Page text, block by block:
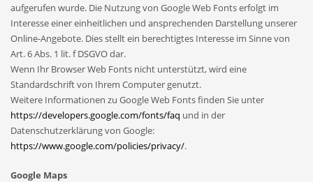
aufgerufen wurde. Die Nutzung von Google Web Fonts erfolgt im
Interesse einer einheitlichen und ansprechenden Darstellung unserer
Online-Angebote. Dies stellt ein berechtigtes Interesse im Sinne von
Art. 6 Abs. 1 lit. f DSGVO dar.
Wenn Ihr Browser Web Fonts nicht unterstützt, wird eine
Standardschrift von Ihrem Computer genutzt.
Weitere Informationen zu Google Web Fonts finden Sie unter
https://developers.google.com/fonts/faq und in der
Datenschutzerklärung von Google:
https://www.google.com/policies/privacy/.
Google Maps